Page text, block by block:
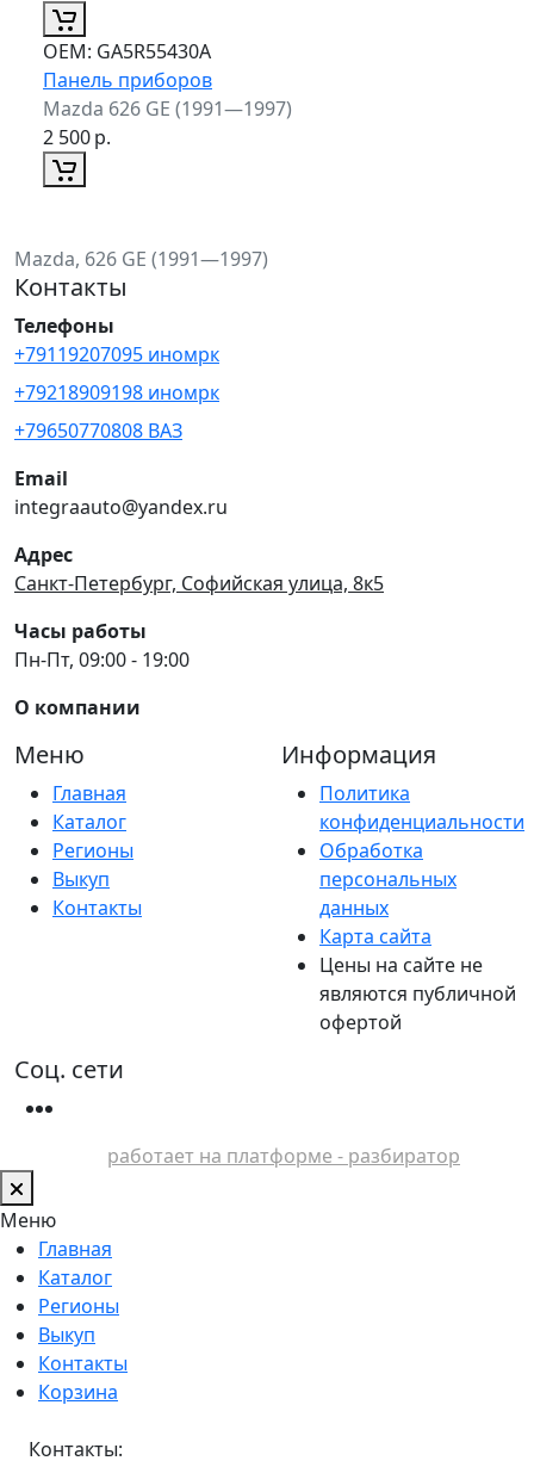
ОЕМ: GA5R55430A
Панель приборов
Mazda 626 GE (1991—1997)
2 500р.
Mazda, 626 GE (1991—1997)
Контакты
Телефоны
+79119207095 иномрк
+79218909198 иномрк
+79650770808 ВАЗ
Email
integraauto@yandex.ru
Адрес
Санкт-Петербург, Софийская улица, 8к5
Часы работы
Пн-Пт, 09:00 - 19:00
О компании
Меню
Главная
Каталог
Регионы
Выкуп
Контакты
Информация
Политика
конфиденциальности
Обработка
персональных
данных
Карта сайта
Цены на сайте не
являются публичной
офертой
Соц. сети
работает на платформе - разбиратор
Меню
Главная
Каталог
Регионы
Выкуп
Контакты
Корзина
Контакты: